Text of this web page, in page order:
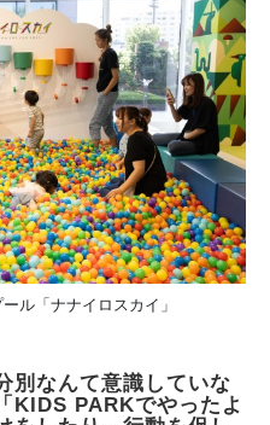
ル「ナナイロスカイ」
なんて意識していな
KIDS PARKでやったよ